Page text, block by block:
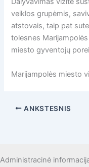
veiklos grupėmis,
atstovais, taip pat
tolesnes
miesto gyventojų
Marijampolės miesto
ANKSTESNIS
Administracinė